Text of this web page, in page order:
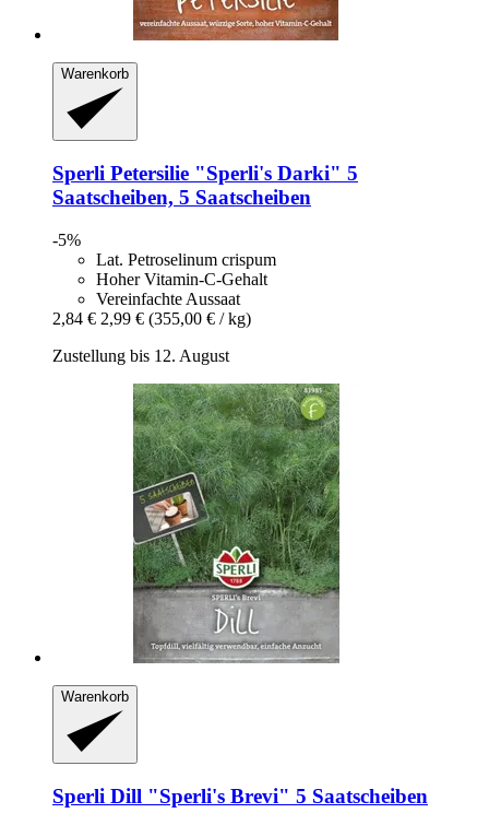
Warenkorb
Sperli Petersilie "Sperli's Darki" 5
Saatscheiben, 5 Saatscheiben
-5%
Lat. Petroselinum crispum
Hoher Vitamin-C-Gehalt
Vereinfachte Aussaat
2,84 € 2,99 € (355,00 € / kg)
Zustellung bis 12. August
Warenkorb
Sperli Dill "Sperli's Brevi" 5 Saatscheiben